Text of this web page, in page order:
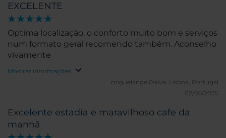
falando de localização, o hotel está muito bem
localizado, vários restaurantes ao redor ale de um
grande shopping praticamente encostado no hotel.
Poderia ser um pouco mais barato, mas oferece
uma otima estrutura e esta muito bem localizado.
EXCELENTE
Optima localização, o conforto muito bom e serviços
num formato geral recomendo também. Aconselho
vivamente
Mostrar informações
miguelangel0silva. Lisboa, Portugal
02/06/2025
Excelente estadia e maravilhoso cafe da
manhã